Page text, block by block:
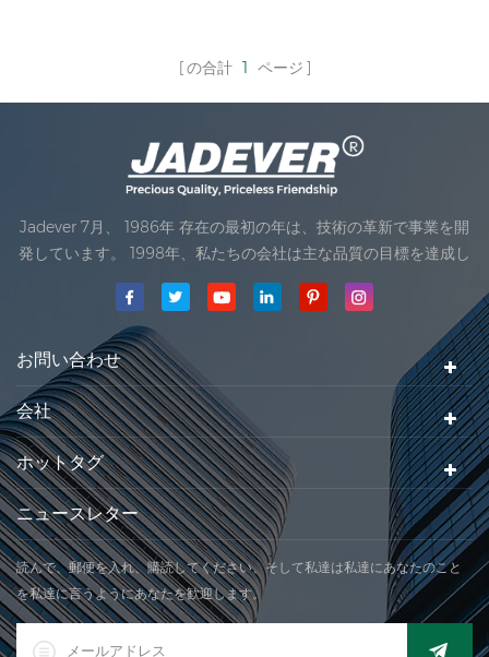
の合計 1 ページ
Jadever 7月、 1986年 存在の最初の年は、技術の革新で事業を開
発しています。 1998年、私たちの会社は主な品質の目標を達成し
ました。私達のプロダクトの最初の製品は、国際法律の組織の承
認を受けました。 1999年、 Xiamen Jadever スケール株式会社
されていました。 .私達の会社の主な生産地域はあります。 2006
年に。Jadever ISO を取得 9001：2000 認証
お問い合わせ
会社
ホットタグ
ニュースレター
読んで、郵便を入れ、購読してください、そして私達は私達にあなたのこと
を私達に言うようにあなたを歓迎します。